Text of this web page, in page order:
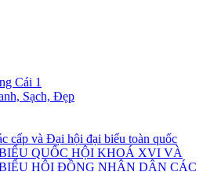
Cái 1
Sạch, Đẹp
cấp và Đại hội đại biểu toàn quốc
QUỐC HỘI KHOÁ XVI VÀ
HỘI ĐỒNG NHÂN DÂN CÁC